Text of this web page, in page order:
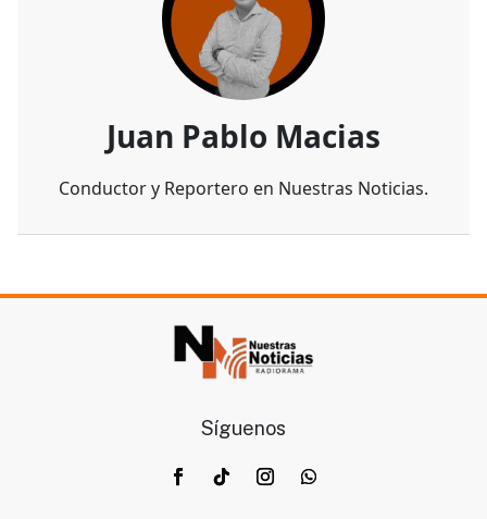
Juan Pablo Macias
Conductor y Reportero en Nuestras Noticias.